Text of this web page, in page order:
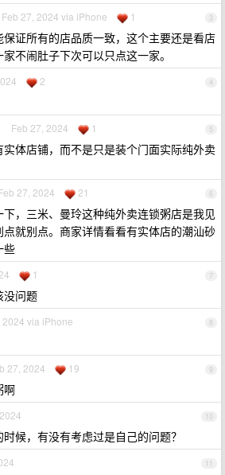
3
Feb 27, 2024 via iPhone 1
证所有的店品质一致，这个主要还是看店
不闹肚子下次可以只点这一家。
4
2
5
Feb 27, 2024 1
体店铺，而不是只是装个门面实际纯外卖
6
27, 2024 21
，三米、曼玲这种纯外卖连锁粥店是我见
就别点。商家详情看看有实体店的潮汕砂
些
7
1
没问题
8
2024 via iPhone
9
27, 2024 19
啊
10
候，有没有考虑过是自己的问题？
11